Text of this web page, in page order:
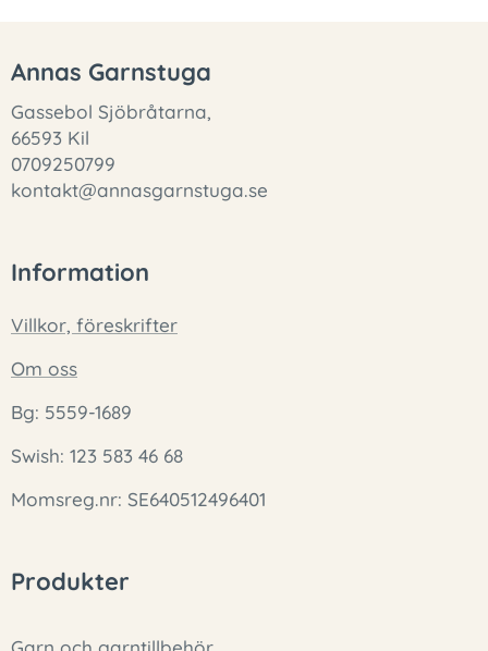
Annas Garnstuga
Gassebol Sjöbråtarna,
66593 Kil
0709250799
kontakt@annasgarnstuga.se
Information
Villkor, föreskrifter
Om oss
Bg: 5559-1689
Swish: 123 583 46 68
Momsreg.nr: SE640512496401
Produkter